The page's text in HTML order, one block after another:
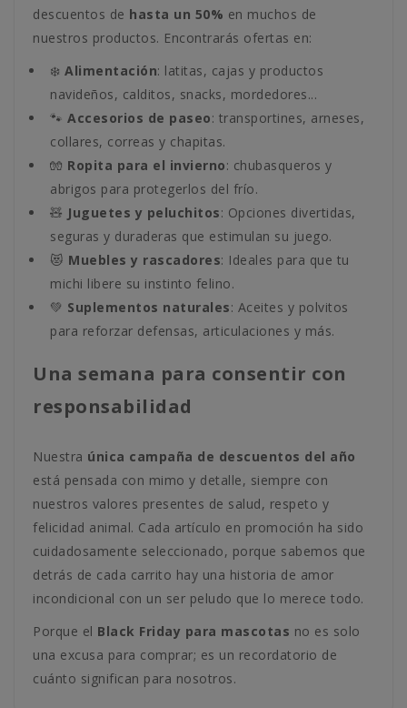
descuentos de hasta un 50% en muchos de
nuestros productos. Encontrarás ofertas en:
❄️ Alimentación: latitas, cajas y productos
navideños, calditos, snacks, mordedores...
🐾 Accesorios de paseo: transportines, arneses,
collares, correas y chapitas.
🧤 Ropita para el invierno: chubasqueros y
abrigos para protegerlos del frío.
🧸 Juguetes y peluchitos: Opciones divertidas,
seguras y duraderas que estimulan su juego.
😻 Muebles y rascadores: Ideales para que tu
michi libere su instinto felino.
💚 Suplementos naturales: Aceites y polvitos
para reforzar defensas, articulaciones y más.
Una semana para consentir con
responsabilidad
Nuestra única campaña de descuentos del año
está pensada con mimo y detalle, siempre con
nuestros valores presentes de salud, respeto y
felicidad animal. Cada artículo en promoción ha sido
cuidadosamente seleccionado, porque sabemos que
detrás de cada carrito hay una historia de amor
incondicional con un ser peludo que lo merece todo.
Porque el Black Friday para mascotas no es solo
una excusa para comprar; es un recordatorio de
cuánto significan para nosotros.